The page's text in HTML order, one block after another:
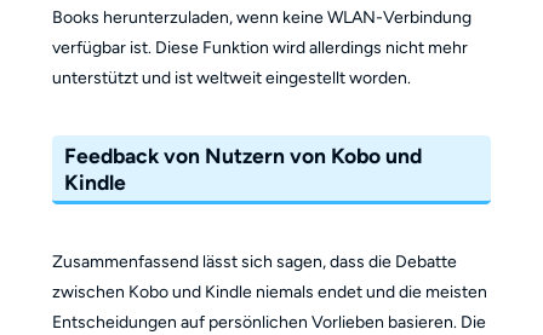
Books herunterzuladen, wenn keine WLAN-Verbindung
verfügbar ist. Diese Funktion wird allerdings nicht mehr
unterstützt und ist weltweit eingestellt worden.
Feedback von Nutzern von Kobo und
Kindle
Zusammenfassend lässt sich sagen, dass die Debatte
zwischen Kobo und Kindle niemals endet und die meisten
Entscheidungen auf persönlichen Vorlieben basieren. Die